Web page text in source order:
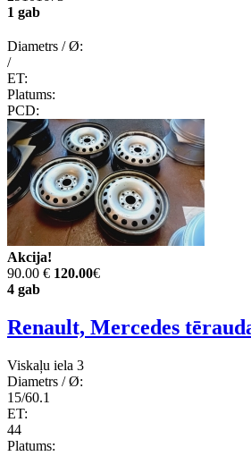
1 gab
Diametrs / Ø:
/
ET:
Platums:
PCD:
Akcija!
90.00 € 120.00€
4 gab
Renault, Mercedes
Viskaļu iela 3
Diametrs / Ø:
15/60.1
ET:
44
Platums: